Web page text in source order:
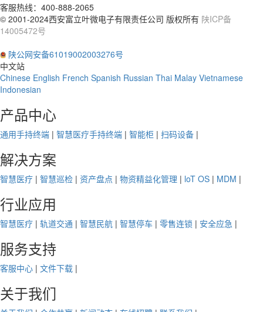
客服热线： 400-888-2065
© 2001-2024西安富立叶微电子有限责任公司 版权所有 陕ICP备
14005472号
陕公网安备61019002003276号
中文站
Chinese English French Spanish Russian Thai Malay Vietnamese
Indonesian
产品中心
通用手持终端 | 智慧医疗手持终端 | 智能柜 | 扫码设备 |
解决方案
智慧医疗 | 智慧巡检 | 资产盘点 | 物资精益化管理 | loT OS | MDM |
行业应用
智慧医疗 | 轨道交通 | 智慧民航 | 智慧停车 | 零售连锁 | 安全应急 |
服务支持
客服中心 | 文件下载 |
关于我们